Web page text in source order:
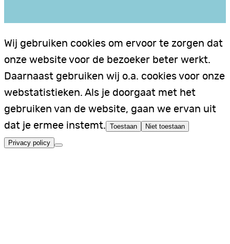
Wij gebruiken cookies om ervoor te zorgen dat
onze website voor de bezoeker beter werkt.
Daarnaast gebruiken wij o.a. cookies voor onze
webstatistieken. Als je doorgaat met het
gebruiken van de website, gaan we ervan uit
dat je ermee instemt. Toestaan Niet toestaan
Privacy policy